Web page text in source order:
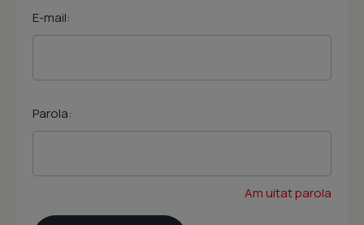
E-mail:
Parola:
Am uitat parola